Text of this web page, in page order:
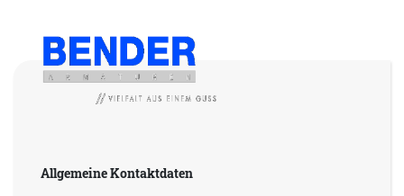
Allgemeine Kontaktdaten